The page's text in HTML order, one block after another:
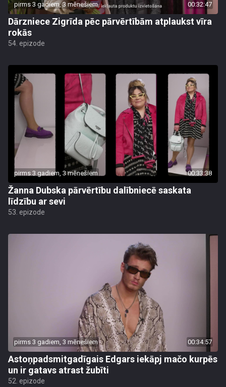
pirms 3 gadiem, 3 mēnešiem 00:32:47
Dārzniece Zigrīda pēc pārvērtībām atplaukst vīra
rokās
54. epizode
pirms 3 gadiem, 3 mēnešiem 00:33:38
Žanna Dubska pārvērtību dalībniecē saskata
līdzību ar sevi
53. epizode
pirms 3 gadiem, 3 mēnešiem 00:34:57
Astoņpadsmitgadīgais Edgars iekāpj mačo kurpēs
un ir gatavs atrast žubīti
52. epizode